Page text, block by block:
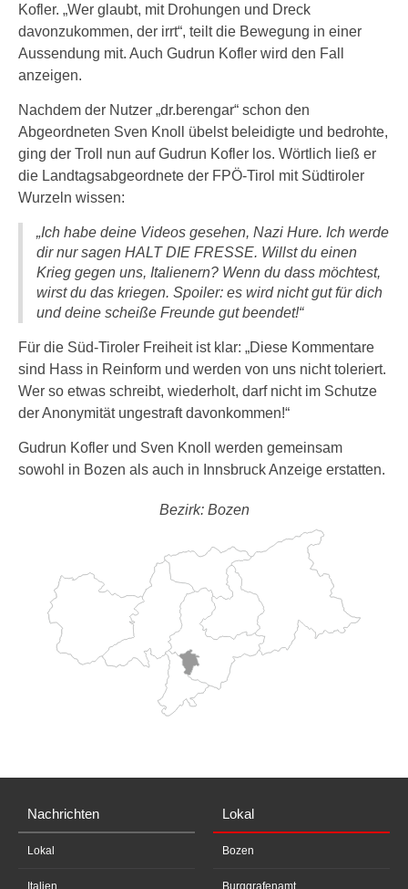
Kofler. „Wer glaubt, mit Drohungen und Dreck
davonzukommen, der irrt“, teilt die Bewegung in einer
Aussendung mit. Auch Gudrun Kofler wird den Fall
anzeigen.
Nachdem der Nutzer „dr.berengar“ schon den
Abgeordneten Sven Knoll übelst beleidigte und bedrohte,
ging der Troll nun auf Gudrun Kofler los. Wörtlich ließ er
die Landtagsabgeordnete der FPÖ-Tirol mit Südtiroler
Wurzeln wissen:
„Ich habe deine Videos gesehen, Nazi Hure. Ich werde
dir nur sagen HALT DIE FRESSE. Willst du einen
Krieg gegen uns, Italienern? Wenn du dass möchtest,
wirst du das kriegen. Spoiler: es wird nicht gut für dich
und deine scheiße Freunde gut beendet!“
Für die Süd-Tiroler Freiheit ist klar: „Diese Kommentare
sind Hass in Reinform und werden von uns nicht toleriert.
Wer so etwas schreibt, wiederholt, darf nicht im Schutze
der Anonymität ungestraft davonkommen!“
Gudrun Kofler und Sven Knoll werden gemeinsam
sowohl in Bozen als auch in Innsbruck Anzeige erstatten.
Bezirk: Bozen
Nachrichten
Lokal
Italien
Lokal
Bozen
Burggrafenamt